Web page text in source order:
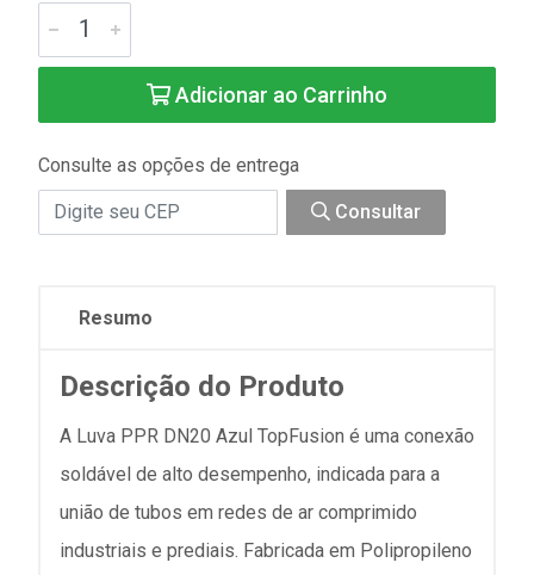
Adicionar ao Carrinho
Consulte as opções de entrega
Consultar
Resumo
Descrição do Produto
A Luva PPR DN20 Azul TopFusion é uma conexão
soldável de alto desempenho, indicada para a
união de tubos em redes de ar comprimido
industriais e prediais. Fabricada em Polipropileno